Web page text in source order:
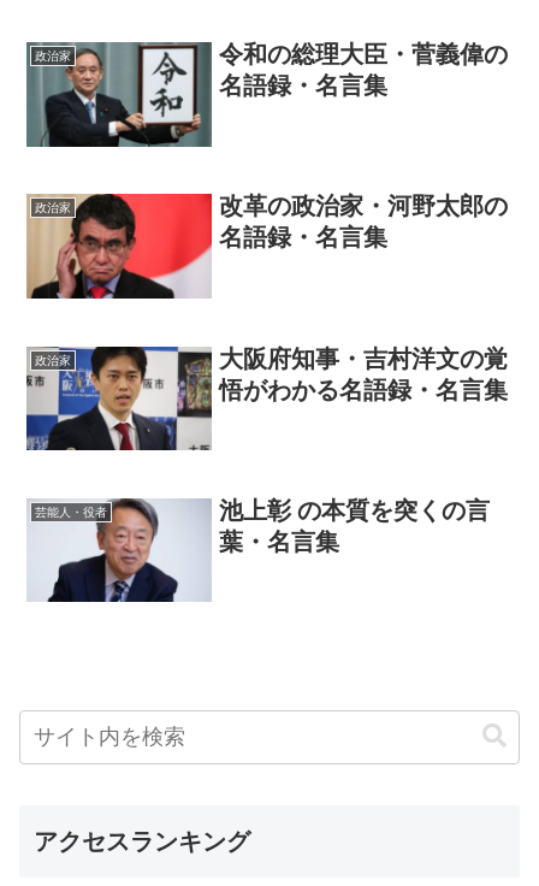
政治家
令和の総理大臣・菅義偉の
名語録・名言集
政治家
改革の政治家・河野太郎の
名語録・名言集
政治家
大阪府知事・吉村洋文の覚
悟がわかる名語録・名言集
芸能人・役者
池上彰 の本質を突くの言
葉・名言集
アクセスランキング